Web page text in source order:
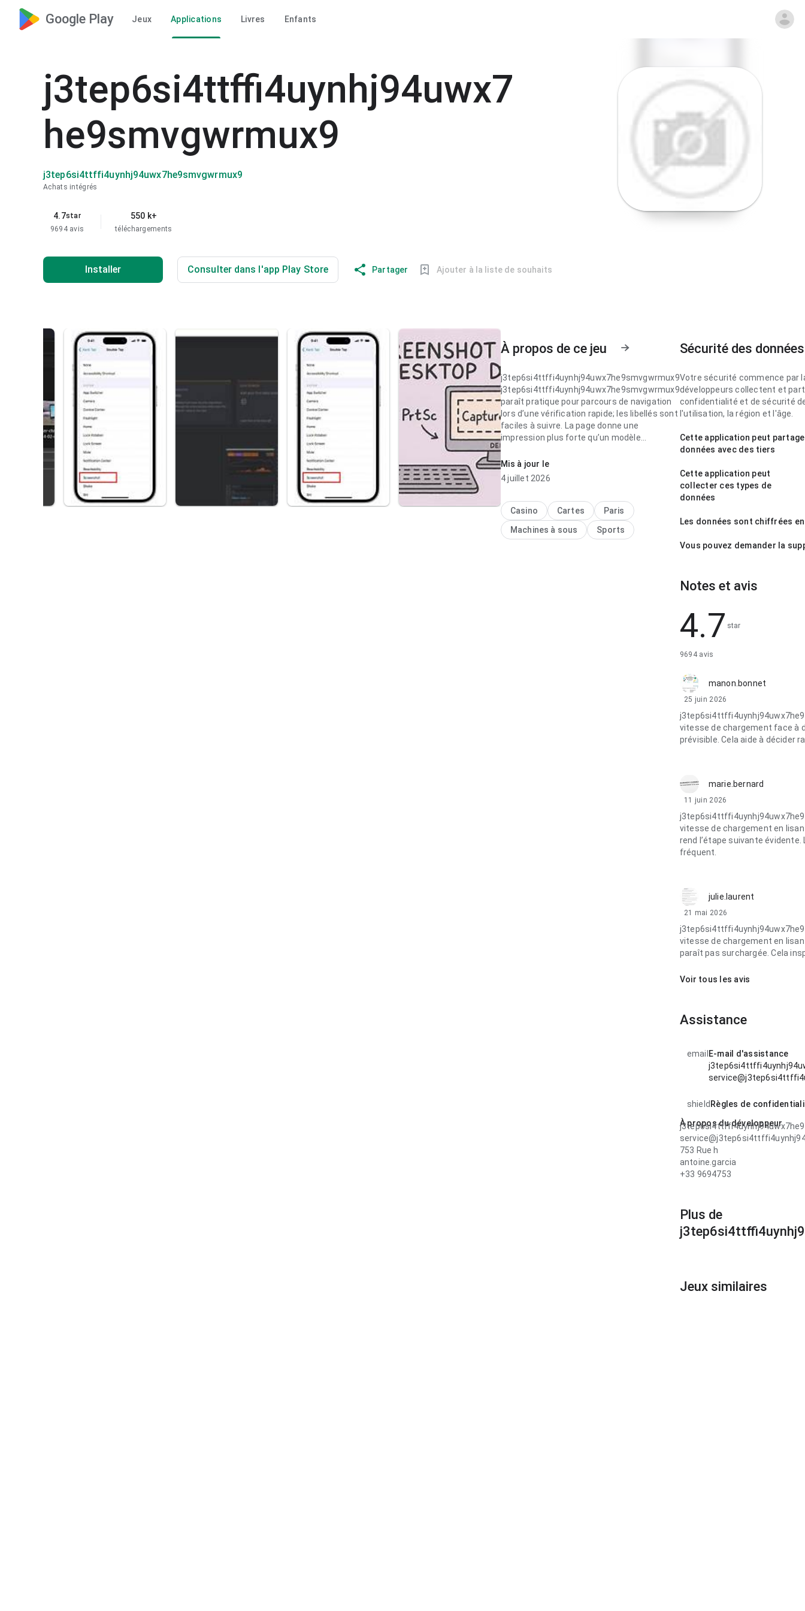
Google Play Jeux Applications Livres Enfants
j3tep6si4ttffi4uynhj94uwx7
he9smvgwrmux9
j3tep6si4ttffi4uynhj94uwx7he9smvgwrmux9
Achats intégrés
4.7star
9694 avis
550 k+
téléchargements
Installer Consulter dans l'app Play Store Partager Ajouter à la liste de souhaits
À propos de ce jeu
j3tep6si4ttffi4uynhj94uwx7he9smvgwrmux9
j3tep6si4ttffi4uynhj94uwx7he9smvgwrmux9
paraît pratique pour parcours de navigation
lors d’une vérification rapide; les libellés sont
faciles à suivre. La page donne une
impression plus forte qu’un modèle
j3tep6si4ttffi4uynhj94uwx7he9smvgwrmux9
paraît fiable pour parcours de navigation
détourne pas l’attention. Cet équilibre donne
envie d’essayer.
Mis à jour le
4 juillet 2026
Casino Cartes
Paris
Machines à sous
Sports
Sécurité des données
Votre sécurité commence par
développeurs collectent et
confidentialité et de sécurité
l'utilisation, la région et l'âge.
Cette application peut
données avec des tiers
Cette application peut
collecter ces types de
données
Les données sont chiffrées
Vous pouvez demander la
Notes et avis
4.7 star
9694 avis
manon.bonnet
25 juin 2026
vitesse de chargement face à
prévisible. Cela aide à décider
marie.bernard
11 juin 2026
vitesse de chargement en
rend l’étape suivante évidente.
fréquent.
julie.laurent
21 mai 2026
vitesse de chargement en
paraît pas surchargée. Cela
Voir tous les avis
Assistance
email E-mail d'assistance
shield Règles de
À propos du développeur
753 Rue h
antoine.garcia
+33 9694753
Plus de
Jeux similaires